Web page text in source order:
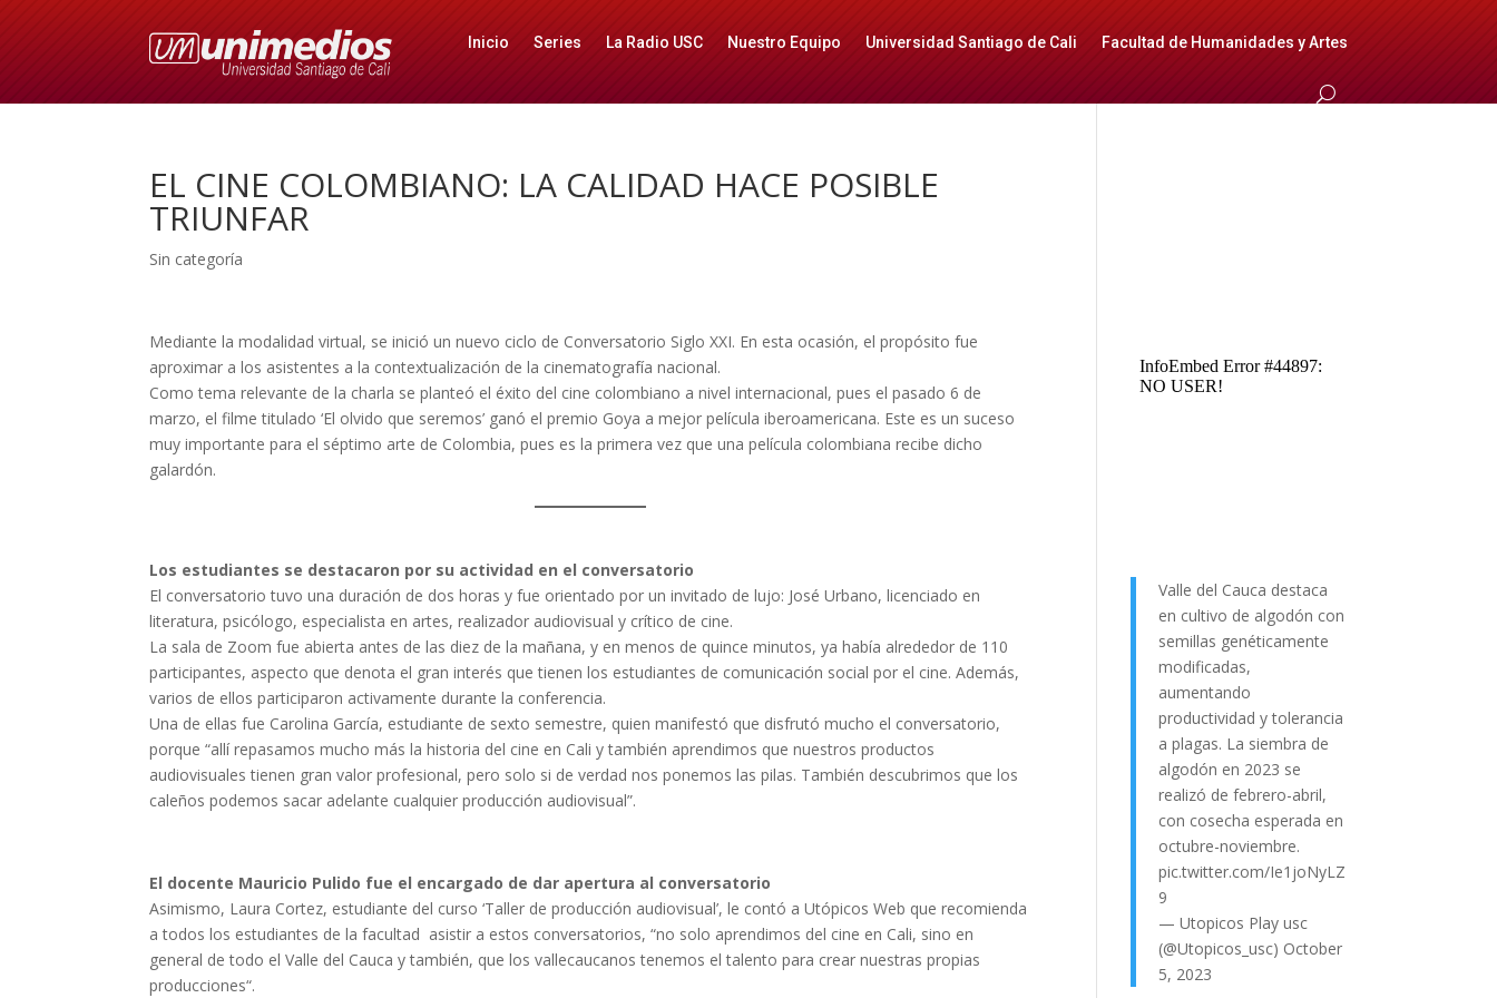
Inicio Series La Radio USC Nuestro Equipo Universidad Santiago de Cali Facultad de Humanidades y Artes
EL CINE COLOMBIANO: LA CALIDAD HACE POSIBLE
TRIUNFAR
Sin categoría
Mediante la modalidad virtual, se inició un nuevo ciclo de Conversatorio Siglo XXI. En esta ocasión, el propósito fue
aproximar a los asistentes a la contextualización de la cinematografía nacional.
Como tema relevante de la charla se planteó el éxito del cine colombiano a nivel internacional, pues el pasado 6 de
marzo, el filme titulado ‘El olvido que seremos’ ganó el premio Goya a mejor película iberoamericana. Este es un suceso
muy importante para el séptimo arte de Colombia, pues es la primera vez que una película colombiana recibe dicho
galardón.
Los estudiantes se destacaron por su actividad en el conversatorio
El conversatorio tuvo una duración de dos horas y fue orientado por un invitado de lujo: José Urbano, licenciado en
literatura, psicólogo, especialista en artes, realizador audiovisual y crítico de cine.
La sala de Zoom fue abierta antes de las diez de la mañana, y en menos de quince minutos, ya había alrededor de 110
participantes, aspecto que denota el gran interés que tienen los estudiantes de comunicación social por el cine. Además,
varios de ellos participaron activamente durante la conferencia.
Una de ellas fue Carolina García, estudiante de sexto semestre, quien manifestó que disfrutó mucho el conversatorio,
porque “allí repasamos mucho más la historia del cine en Cali y también aprendimos que nuestros productos
audiovisuales tienen gran valor profesional, pero solo si de verdad nos ponemos las pilas. También descubrimos que los
caleños podemos sacar adelante cualquier producción audiovisual”.
El docente Mauricio Pulido fue el encargado de dar apertura al conversatorio
Asimismo, Laura Cortez, estudiante del curso ‘Taller de producción audiovisual’, le contó a Utópicos Web que recomienda
a todos los estudiantes de la facultad asistir a estos conversatorios, “no solo aprendimos del cine en Cali, sino en
general de todo el Valle del Cauca y también, que los vallecaucanos tenemos el talento para crear nuestras propias
producciones“.
Valle del Cauca destaca
en cultivo de algodón con
semillas genéticamente
modificadas,
aumentando
productividad y tolerancia
a plagas. La siembra de
algodón en 2023 se
realizó de febrero-abril,
con cosecha esperada en
octubre-noviembre.
pic.twitter.com/Ie1joNyLZ
9
— Utopicos Play usc
(@Utopicos_usc) October
5, 2023